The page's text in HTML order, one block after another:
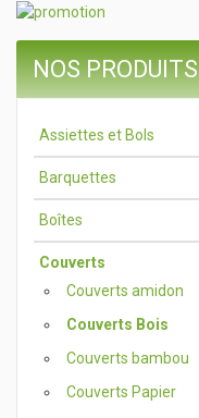
NOS PRODUITS
Assiettes et Bols
Barquettes
Boîtes
Couverts
Couverts amidon
Couverts Bois
Couverts bambou
Couverts Papier